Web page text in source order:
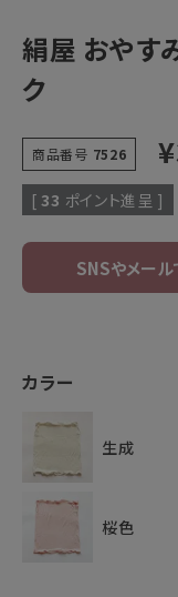
絹屋 おやす
ク
商品番号 7526 ¥
[ 33 ポイント進呈 ]
カラー
生成
桜色